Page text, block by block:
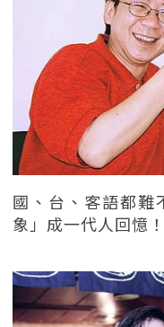
國、台、客語都難
象」成一代人回憶！